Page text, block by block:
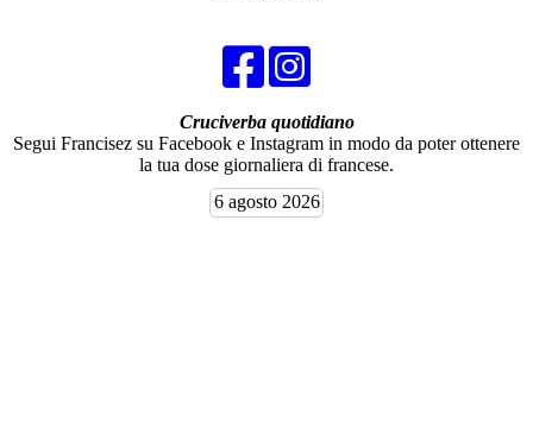
Cruciverba quotidiano
Segui Francisez su Facebook e Instagram in modo da poter ottenere
la tua dose giornaliera di francese.
6 agosto 2026